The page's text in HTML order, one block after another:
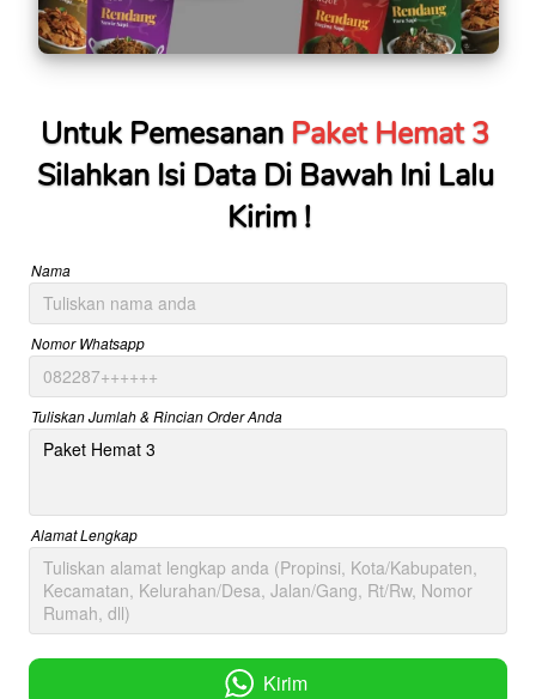
Untuk Pemesanan Paket Hemat 3
Silahkan Isi Data Di Bawah Ini Lalu
Kirim !
Nama
Nomor Whatsapp
Tuliskan Jumlah & Rincian Order Anda
Alamat Lengkap
` Kirim